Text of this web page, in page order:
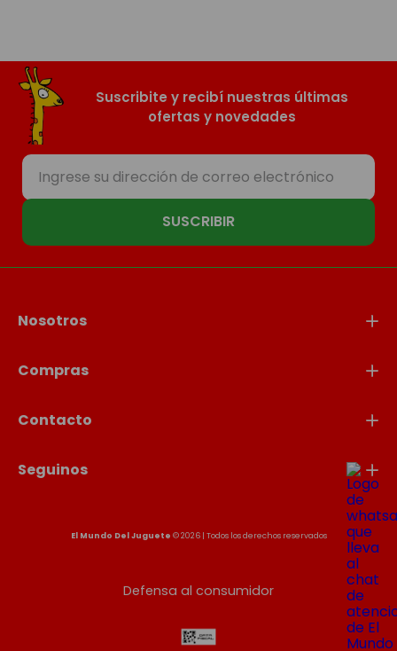
Suscribite y recibí nuestras últimas
ofertas y novedades
SUSCRIBIR
Nosotros
Compras
Contacto
Seguinos
El Mundo Del Juguete © 2026 | Todos los derechos reservados
Defensa al consumidor